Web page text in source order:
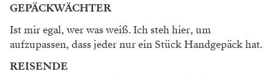
GEPÄCKWÄCHTER
Ist mir egal, wer was weiß. Ich steh hier, um
aufzupassen, dass jeder nur ein Stück Handgepäck hat.
REISENDE